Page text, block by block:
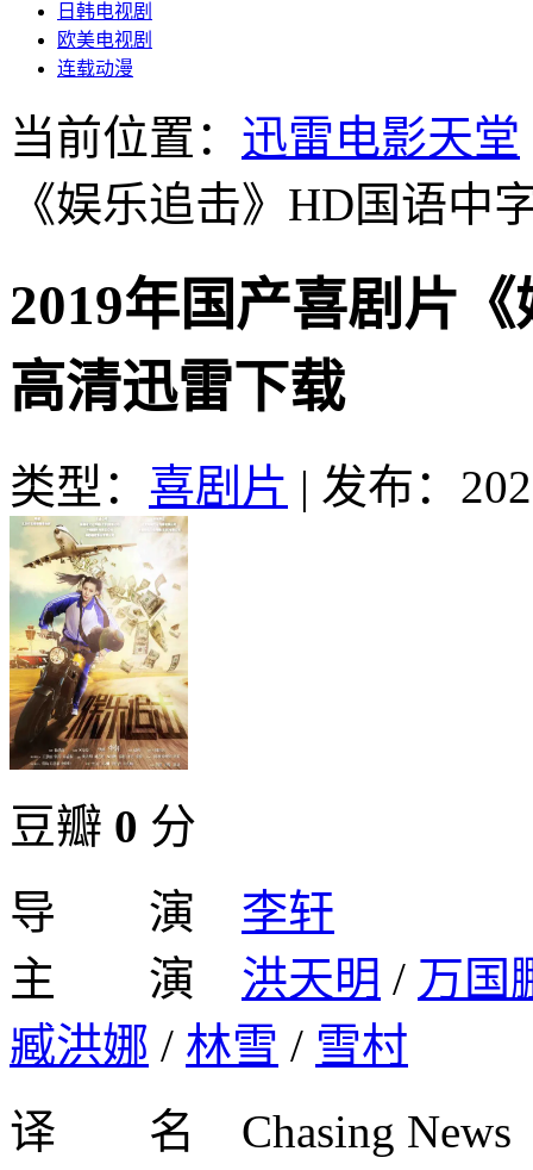
日韩电视剧
欧美电视剧
连载动漫
当前位置： 迅雷电影天堂
《娱乐追击》HD国语中
2019年国产喜剧片
高清迅雷下载
类型： 喜剧片 | 发布：
豆瓣 0 分
导 演 李轩
主 演 洪天明 / 万国
臧洪娜 / 林雪 / 雪村
译 名 Chasing News